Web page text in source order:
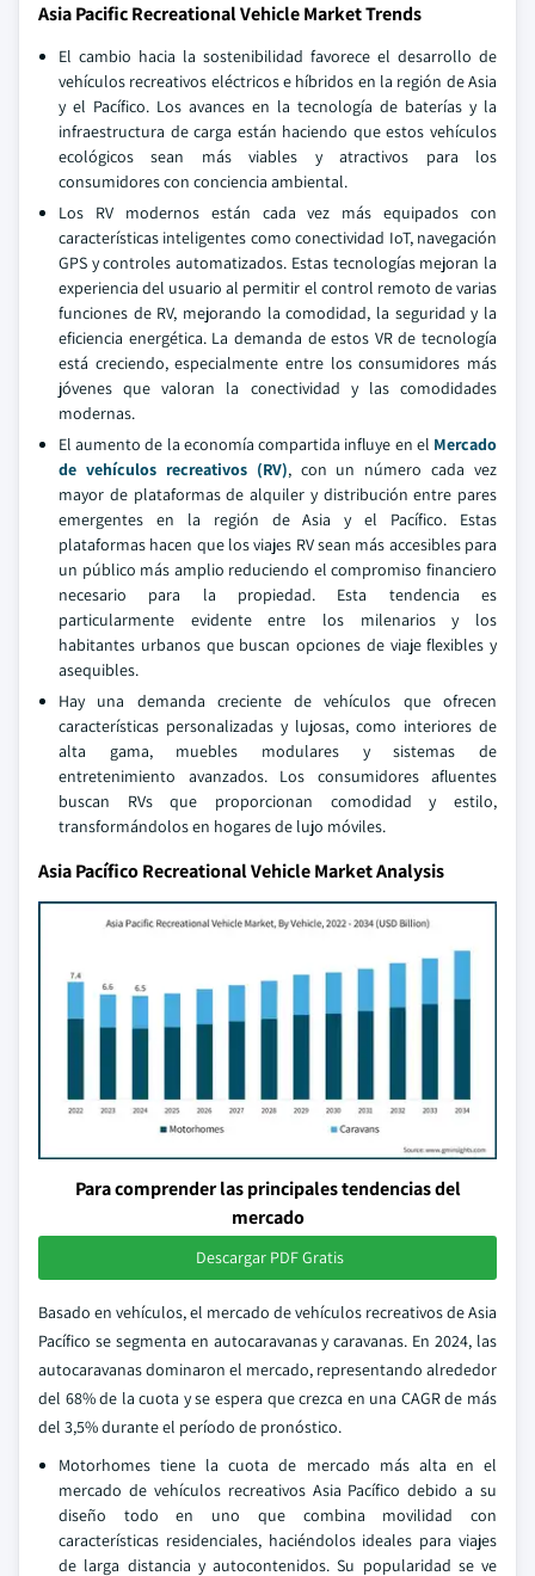
Asia Pacific Recreational Vehicle Market Trends
El cambio hacia la sostenibilidad favorece el desarrollo de
vehículos recreativos eléctricos e híbridos en la región de Asia
y el Pacífico. Los avances en la tecnología de baterías y la
infraestructura de carga están haciendo que estos vehículos
ecológicos sean más viables y atractivos para los
consumidores con conciencia ambiental.
Los RV modernos están cada vez más equipados con
características inteligentes como conectividad IoT, navegación
GPS y controles automatizados. Estas tecnologías mejoran la
experiencia del usuario al permitir el control remoto de varias
funciones de RV, mejorando la comodidad, la seguridad y la
eficiencia energética. La demanda de estos VR de tecnología
está creciendo, especialmente entre los consumidores más
jóvenes que valoran la conectividad y las comodidades
modernas.
El aumento de la economía compartida influye en el Mercado
de vehículos recreativos (RV), con un número cada vez
mayor de plataformas de alquiler y distribución entre pares
emergentes en la región de Asia y el Pacífico. Estas
plataformas hacen que los viajes RV sean más accesibles para
un público más amplio reduciendo el compromiso financiero
necesario para la propiedad. Esta tendencia es
particularmente evidente entre los milenarios y los
habitantes urbanos que buscan opciones de viaje flexibles y
asequibles.
Hay una demanda creciente de vehículos que ofrecen
características personalizadas y lujosas, como interiores de
alta gama, muebles modulares y sistemas de
entretenimiento avanzados. Los consumidores afluentes
buscan RVs que proporcionan comodidad y estilo,
transformándolos en hogares de lujo móviles.
Asia Pacífico Recreational Vehicle Market Analysis
Para comprender las principales tendencias del
mercado
Descargar PDF Gratis
Basado en vehículos, el mercado de vehículos recreativos de Asia
Pacífico se segmenta en autocaravanas y caravanas. En 2024, las
autocaravanas dominaron el mercado, representando alrededor
del 68% de la cuota y se espera que crezca en una CAGR de más
del 3,5% durante el período de pronóstico.
Motorhomes tiene la cuota de mercado más alta en el
mercado de vehículos recreativos Asia Pacífico debido a su
diseño todo en uno que combina movilidad con
características residenciales, haciéndolos ideales para viajes
de larga distancia y autocontenidos. Su popularidad se ve